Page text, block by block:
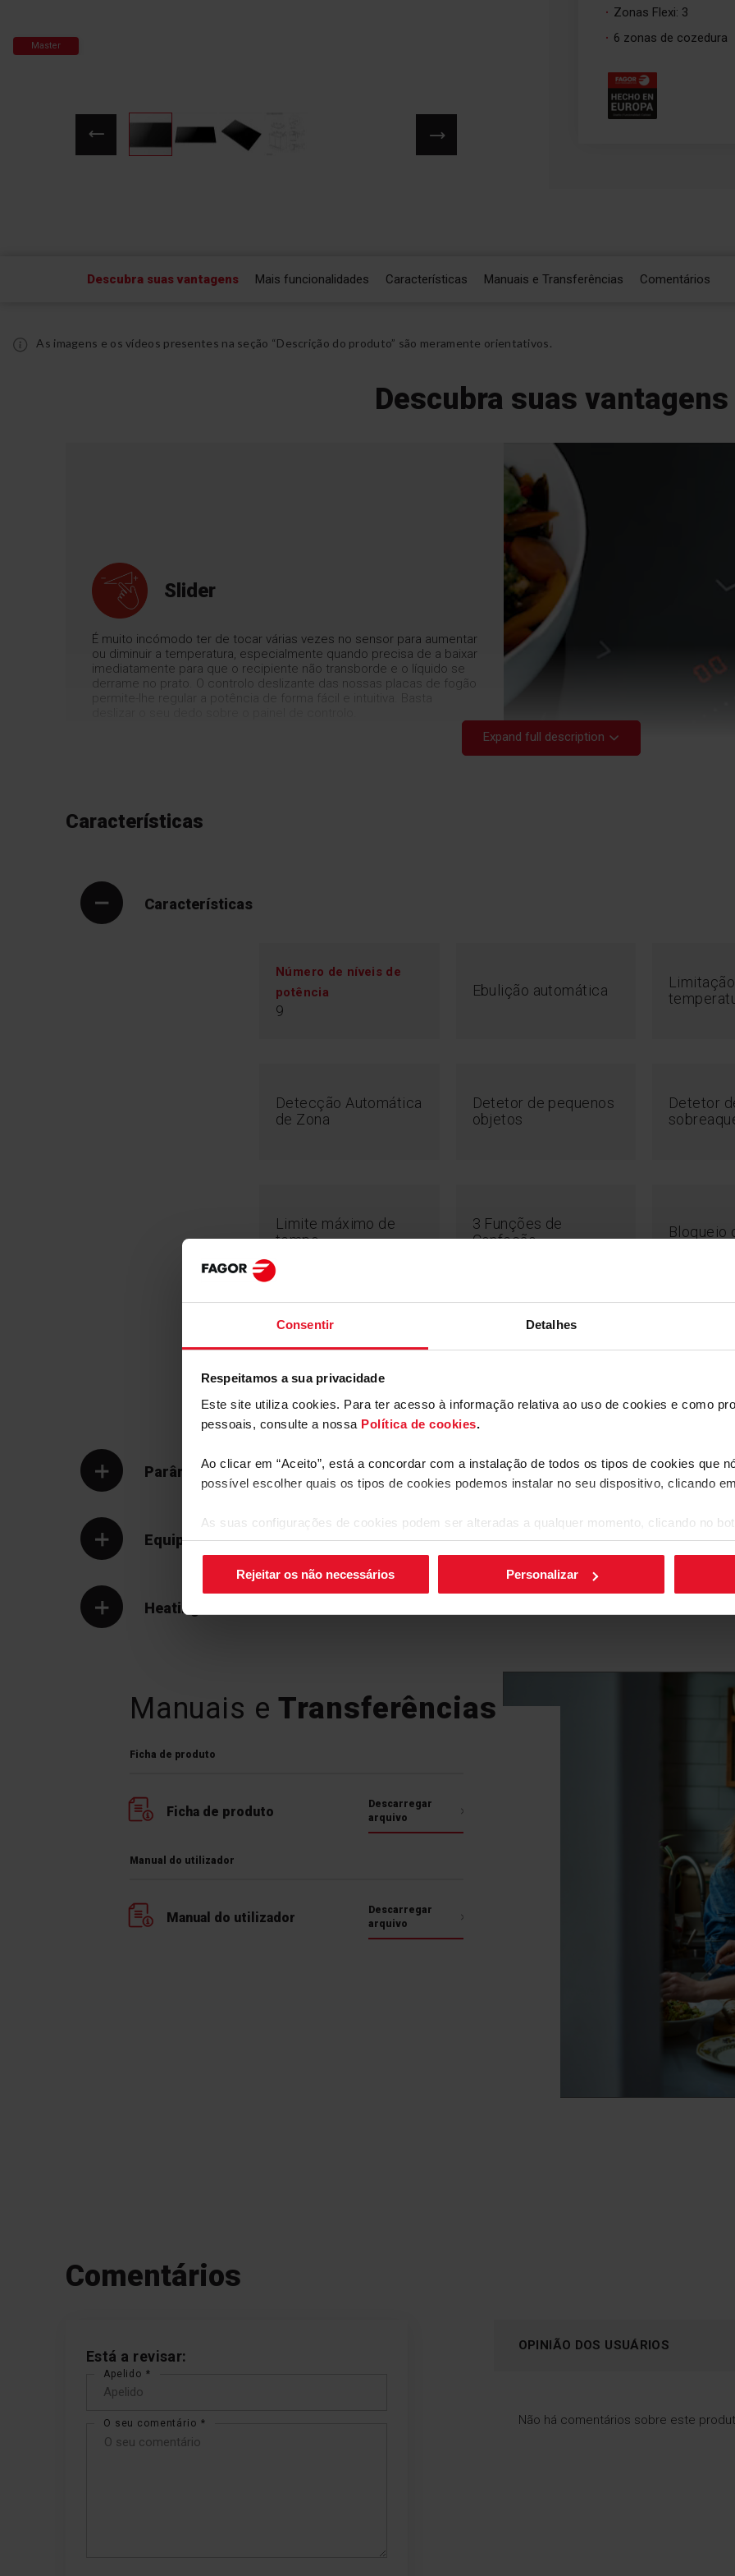
Consentir Detalhes
Respeitamos a sua privacidade
Este site utiliza cookies. Para ter acesso à informação relativa ao uso de cookies e como
pessoais, consulte a nossa Política de cookies.
Ao clicar em “Aceito”, está a concordar com a instalação de todos os tipos de cookies que
possível escolher quais os tipos de cookies podemos instalar no seu dispositivo, clicando em
As suas configurações de cookies podem ser alteradas a qualquer momento, clicando no
canto inferior direito do ecrã.
Rejeitar os não necessários Personalizar
Master
Zonas Flexi: 3
6 zonas de cozedura
Descubra suas vantagens Mais funcionalidades Características Manuais e Transferências Comentários
As imagens e os vídeos presentes na seção “Descrição do produto” são meramente orientativos.
Descubra suas vantagens
Slider
É muito incómodo ter de tocar várias vezes no sensor para aumentar
ou diminuir a temperatura, especialmente quando precisa de a baixar
imediatamente para que o recipiente não transborde e o líquido se
derrame no prato. O controlo deslizante das nossas placas de fogão
permite-lhe regular a potência de forma fácil e intuitiva. Basta
Não perca
A função
A função AutoBridge permite-lhe combinar diferentes zonas de
do recipiente e calcula o número de zonas de aquecimento a ativar.
Desta forma, a superfície da zona de aquecimento é sempre
conforto. A utilização desta placa é muito intuitiva.
Mais funcionalidades
FlexiSpace
recipientes não se
aquecimento. Com as
importa a forma ou o
casa. As nossas
quadrados, em vez
máximo partido da
aquecimento maior
Sistema automático de
Expand full description
Características
Características
Número de níveis de
potência
9
Ebulição automática
Detecção Automática
de Zona
Detetor de pequenos
objetos
Detetor
Limite máximo de
tempo
3 Funções de
Confeção
Bloqueio
Relógio temporizador Slider Pausa -
Parâmetros Técnicos
Equipamento
Heatingzone
Manuais e Transferências
Ficha de produto
Ficha de produto
Descarregar
arquivo
Manual do utilizador
Manual do utilizador
Descarregar
arquivo
Comentários
Está a revisar:
Apelido
O seu comentário
OPINIÃO DOS USUÁRIOS
Não há comentários sobre este